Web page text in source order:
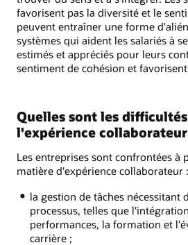
favorisent pas la diversité et le
peuvent entraîner une forme
systèmes qui aident les salariés à
estimés et appréciés pour leurs
sentiment de cohésion et
Quelles sont les
l'expérience collaborateur
Les entreprises sont confrontées à
matière d'expérience collaborateur :
la gestion de tâches nécessitant
processus, telles que
performances, la formation et
carrière ;